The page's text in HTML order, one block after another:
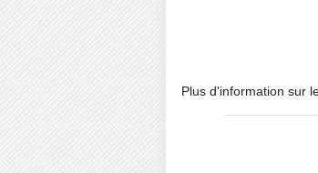
Plus d'information sur